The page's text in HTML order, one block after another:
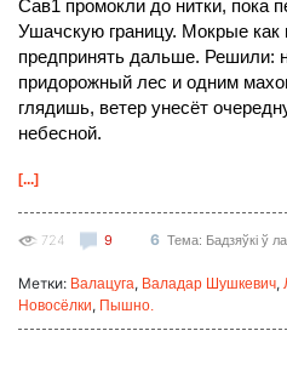
Сав1 промокли до нитки, пока
Ушачскую границу. Мокрые
предпринять дальше. Решили:
придорожный лес и одним
глядишь, ветер унесёт
небесной.
[...]
724 9 6 Тема: Бадзяўкі ў
Метки: Валацуга, Валадар Шушкевич,
Новосёлки, Пышно.